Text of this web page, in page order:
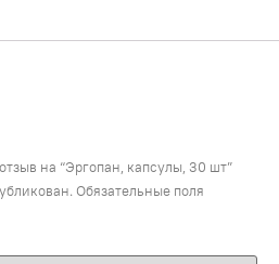
на “Эргопан, капсулы, 30 шт”
Обязательные поля